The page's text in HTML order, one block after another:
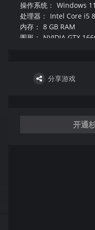
操作系统 ： Windows 11
处理器 ：
Intel Core i5
内存 ： 8 GB RAM
图形 ：
NVIDIA GTX
：
12
分享游戏
开通